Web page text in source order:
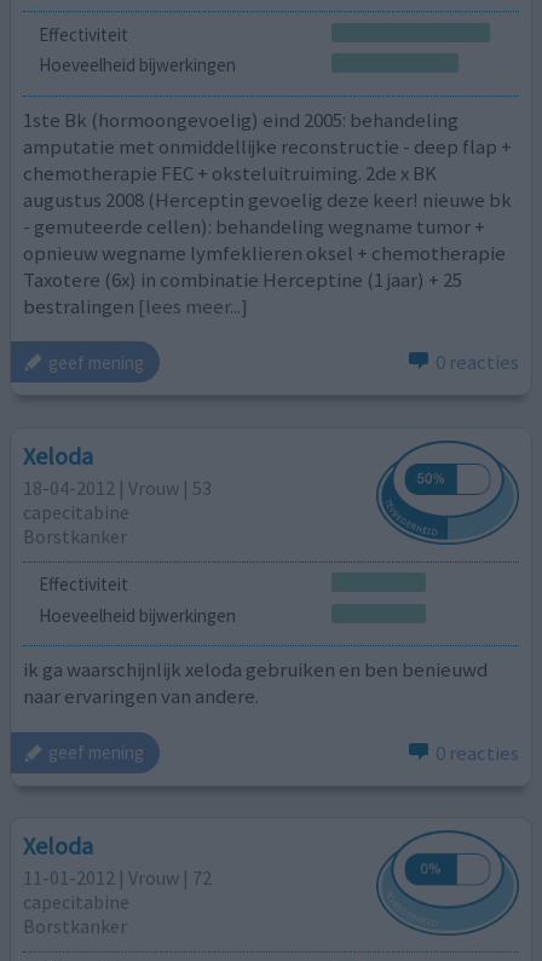
Effectiviteit
Hoeveelheid bijwerkingen
1ste Bk (hormoongevoelig) eind 2005: behandeling
amputatie met onmiddellijke reconstructie - deep flap +
chemotherapie FEC + oksteluitruiming. 2de x BK
augustus 2008 (Herceptin gevoelig deze keer! nieuwe bk
- gemuteerde cellen): behandeling wegname tumor +
opnieuw wegname lymfeklieren oksel + chemotherapie
Taxotere (6x) in combinatie Herceptine (1 jaar) + 25
bestralingen [lees meer...]
geef mening 0 reacties
Xeloda
18-04-2012 | Vrouw | 53
capecitabine
Borstkanker
Effectiviteit
Hoeveelheid bijwerkingen
ik ga waarschijnlijk xeloda gebruiken en ben benieuwd
naar ervaringen van andere.
geef mening 0 reacties
Xeloda
11-01-2012 | Vrouw | 72
capecitabine
Borstkanker